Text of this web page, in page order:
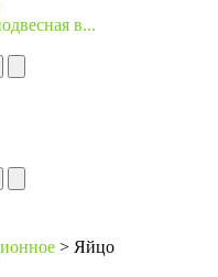
в...
> Яйцо